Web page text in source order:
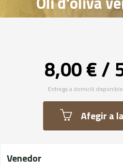
8,00 € /
Entrega a domicili
Afegir a
Venedor